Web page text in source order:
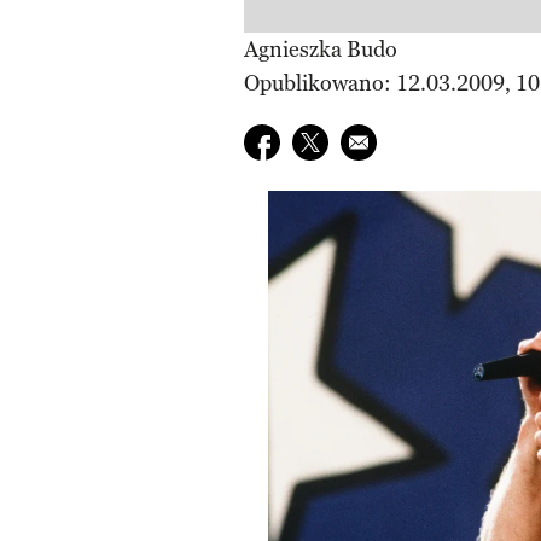
Agnieszka Budo
Opublikowano: 12.03.2009,
Udostępnij na facebook
Udostępnij na twitter
E-mail do przyjaciela